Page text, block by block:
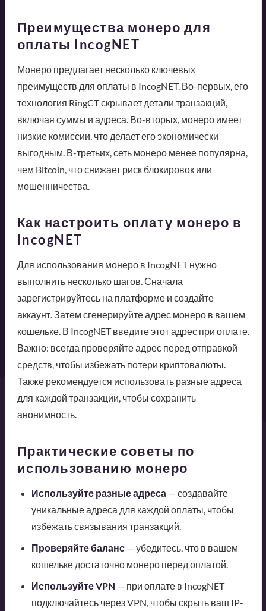
Преимущества монеро для
оплаты IncogNET
Монеро предлагает несколько ключевых
преимуществ для оплаты в IncogNET. Во-первых, его
технология RingCT скрывает детали транзакций,
включая суммы и адреса. Во-вторых, монеро имеет
низкие комиссии, что делает его экономически
выгодным. В-третьих, сеть монеро менее популярна,
чем Bitcoin, что снижает риск блокировок или
мошенничества.
Как настроить оплату монеро в
IncogNET
Для использования монеро в IncogNET нужно
выполнить несколько шагов. Сначала
зарегистрируйтесь на платформе и создайте
аккаунт. Затем сгенерируйте адрес монеро в вашем
кошельке. В IncogNET введите этот адрес при оплате.
Важно: всегда проверяйте адрес перед отправкой
средств, чтобы избежать потери криптовалюты.
Также рекомендуется использовать разные адреса
для каждой транзакции, чтобы сохранить
анонимность.
Практические советы по
использованию монеро
Используйте разные адреса— создавайте
уникальные адреса для каждой оплаты, чтобы
избежать связывания транзакций.
Проверяйте баланс— убедитесь, что в вашем
кошельке достаточно монеро перед оплатой.
Используйте VPN — при оплате в IncogNET
подключайтесь через VPN, чтобы скрыть ваш IP-